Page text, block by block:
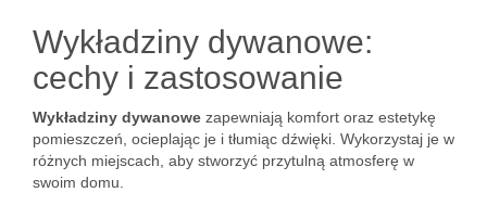
Wykładziny dywanowe:
cechy i zastosowanie
Wykładziny dywanowe zapewniają komfort oraz estetykę
pomieszczeń, ocieplając je i tłumiąc dźwięki. Wykorzystaj je w
różnych miejscach, aby stworzyć przytulną atmosferę w
swoim domu.